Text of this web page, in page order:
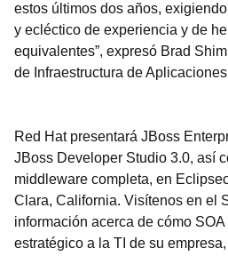
estos últimos dos años,
y ecléctico de experiencia y de
equivalentes”, expresó Brad
de Infraestructura de
Red Hat presentará JBoss
JBoss Developer Studio 3.0, así
middleware completa, en
Clara, California. Visítenos en el
información acerca de cómo
estratégico a la TI de su